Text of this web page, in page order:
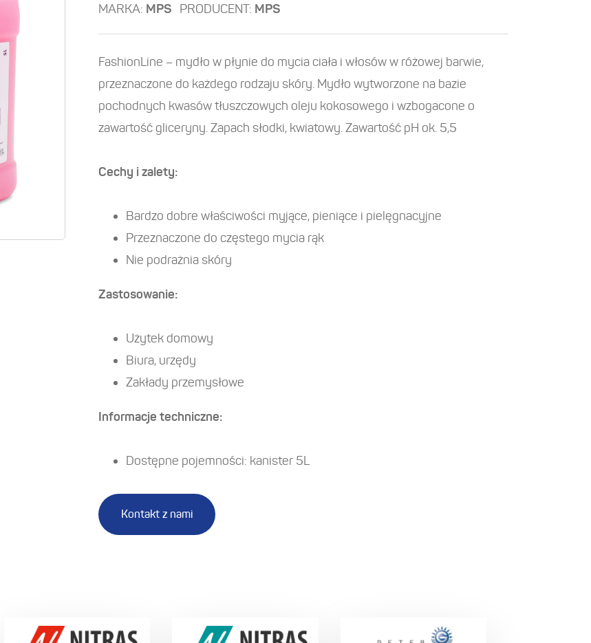
MARKA: MPS PRODUCENT: MPS
FashionLine – mydło w płynie do mycia ciała i włosów w różowej barwie,
przeznaczone do każdego rodzaju skóry. Mydło wytworzone na bazie
pochodnych kwasów tłuszczowych oleju kokosowego i wzbogacone o
zawartość gliceryny. Zapach słodki, kwiatowy. Zawartość pH ok. 5,5
Cechy i zalety:
Bardzo dobre właściwości myjące, pieniące i pielęgnacyjne
Przeznaczone do częstego mycia rąk
Nie podrażnia skóry
Zastosowanie:
Użytek domowy
Biura, urzędy
Zakłady przemysłowe
Informacje techniczne:
Dostępne pojemności: kanister 5L
Kontakt z nami